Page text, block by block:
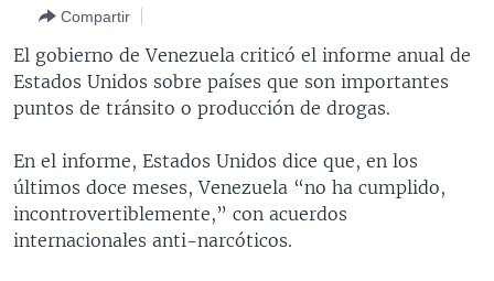
Salte
navegador
principal
Salte
búsqueda
HAITÍ
VOTO DIVIDIDO
VOA VERIFICA UCRANIA/RUSIA
VOA VERIFICA INMIGRACIÓN
VOA VERIFICA AMÉRICA LATINA
AMÉRICA LATINA
ARGENTINA
BOLIVIA
CHILE
PERÚ
CHINA EN AMÉRICA LATINA
CENTROAMÉRICA
EL SALVADOR
GUATEMALA
INMIGRACIÓN
LIBERTAD DE PRENSA
ESPECIALES DE LA VOA
LIBERTAD DE PRENSA
Compartir
El gobierno de Venezuela criticó el informe anual de
Estados Unidos sobre países que son importantes
puntos de tránsito o producción de drogas.
En el informe, Estados Unidos dice que, en los
últimos doce meses, Venezuela “no ha cumplido,
incontrovertiblemente,” con acuerdos
internacionales anti-narcóticos.